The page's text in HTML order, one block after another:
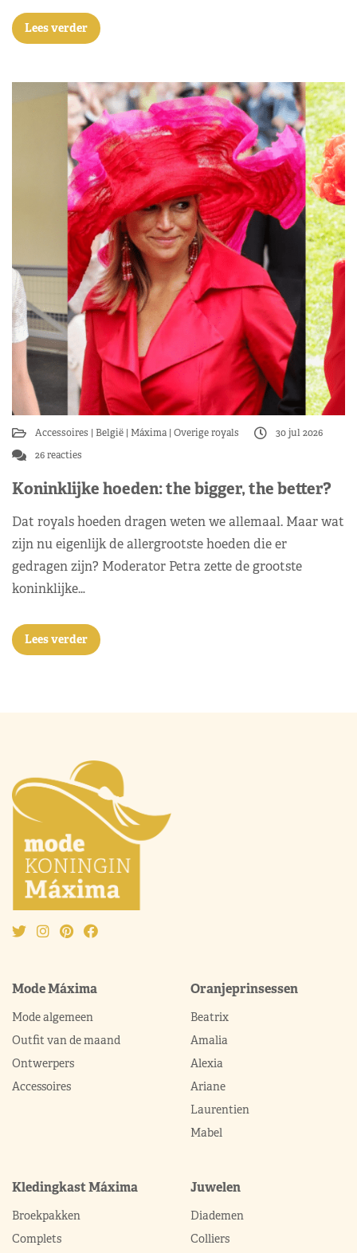
Lees verder
Accessoires België Máxima Overige royals
30 jul 2026
26 reacties
Koninklijke hoeden: the bigger, the better?
Dat royals hoeden dragen weten we allemaal. Maar wat
zijn nu eigenlijk de allergrootste hoeden die er
gedragen zijn? Moderator Petra zette de grootste
koninklijke…
Lees verder
Mode Máxima
Mode algemeen
Outfit van de maand
Ontwerpers
Accessoires
Oranjeprinsessen
Beatrix
Amalia
Alexia
Ariane
Laurentien
Mabel
Kledingkast Máxima
Broekpakken
Complets
Juwelen
Diademen
Colliers